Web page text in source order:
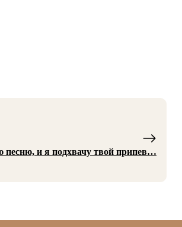
песню, и я подхвачу твой припев…